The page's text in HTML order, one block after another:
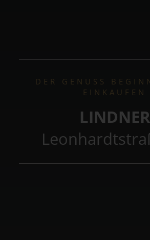
DER GENUSS
EINKAUFEN
LINDNER